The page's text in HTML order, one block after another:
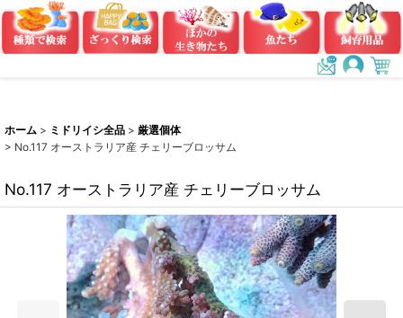
ホーム > ミドリイシ全品 > 厳選個体
> No.117 オーストラリア産 チェリーブロッサム
No.117 オーストラリア産 チェリーブロッサム